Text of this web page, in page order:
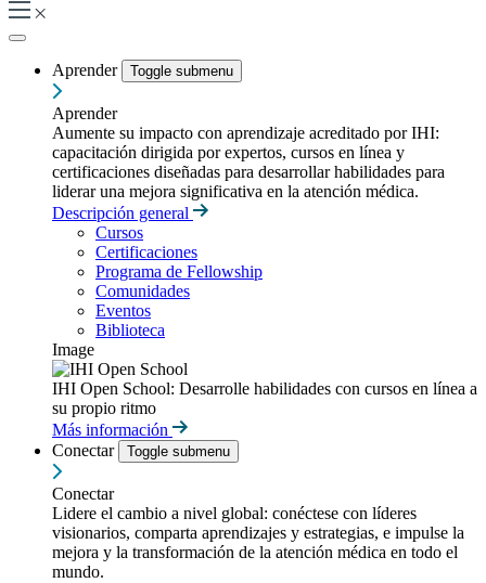
Aprender Toggle submenu
Aprender
Aumente su impacto con aprendizaje acreditado por IHI:
capacitación dirigida por expertos, cursos en línea y
certificaciones diseñadas para desarrollar habilidades para
liderar una mejora significativa en la atención médica.
Descripción general
Cursos
Certificaciones
Programa de Fellowship
Comunidades
Eventos
Biblioteca
Image
IHI Open School: Desarrolle habilidades con cursos en línea a
su propio ritmo
Más información
Conectar
Toggle submenu
Conectar
Lidere el cambio a nivel global: conéctese con líderes
visionarios, comparta aprendizajes y estrategias, e impulse la
mejora y la transformación de la atención médica en todo el
mundo.